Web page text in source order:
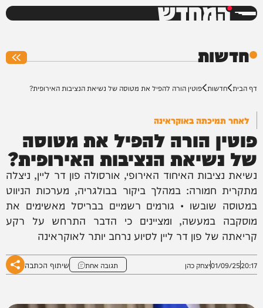
המחדש
חדשות
דף הבית חדשות פוטין הורה להפיל את מטוסה של נשיאת הנציבות האירופית?
לאחר תמיכתה באוקראינה
פוטין הורה להפיל את מטוסה
של נשיאת הנציבות האירופית?
נשיאת נציבות האיחוד האירופי, אורסולה פון דר ליין, ניצלה
מתקרית חמורה: במהלך ביקור בבולגריה, מערכות הניווט
במטוסה שובשו • גורמים רשמיים בבריסל מאשימים את
מוסקבה במעשה, ומציינים כי הדבר התרחש על רקע
קריאתה של פון דר ליין לסיוע נרחב יותר לאוקראינה
20:17
01/09/25יצחק כהן תגובה אחת שיתוף הכתבה